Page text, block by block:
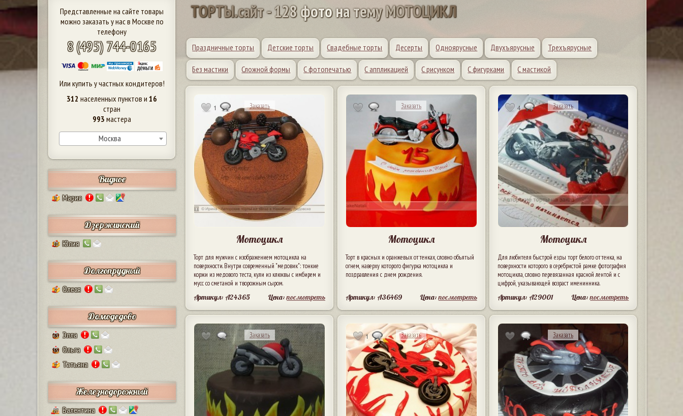
Представленные на сайте товары
можно заказать у нас в Москве по
телефону
8 (495) 744-0165
Или купить у частных кондитеров!
312 населенных пунктов и16
стран
993 мастера
Москва
Видное
5 Мария
Дзержинский
10 Юлия
Долгопрудный
2 Олеся
Домодедово
63 Элла
55 Ольга
7 Татьяна
Железнодорожный
17 Валентина
ТОРТЫ.сайт-128фотонатемуМОТОЦИКЛ
Праздничные торты Детские торты Свадебные торты Десерты Одноярусные Двухъярусные Трехъярусные
Без мастики Сложной формы С фотопечатью С аппликацией С рисунком С фигурками С мастикой
1 Заказать
Мотоцикл
Торт для мужчин с изображением мотоцикла на
поверхности. Внутри современный "медовик": тонкие
коржи из медового теста, кули из клюквы с имбирем и
мусс со сметаной и творожным сыром.
Артикул: A24365 Цена:посмотреть
Заказать
Мотоцикл
Торт в красных и оранжевых оттенках, словно объятый
огнем, наверху которого фигурка мотоцикла и
поздравления с днем рождения.
Артикул: A36469 Цена:посмотреть
4 Заказать
Мотоцикл
Для любителя быстрой езды торт белого оттенка, на
поверхности которого в серебристой рамке фотография
мотоцикла, словно перевязанная красной лентой и с
цифрой, указывающей возраст именинника.
Артикул: A29001 Цена:посмотреть
Заказать 1 Заказать Заказать